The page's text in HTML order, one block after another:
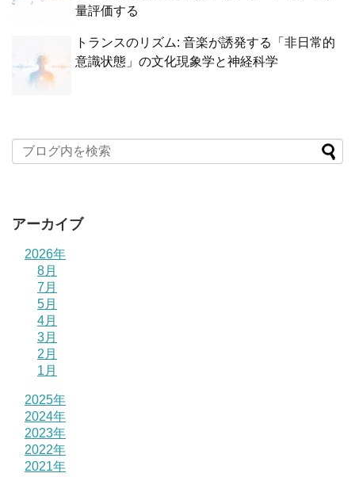
量評価する
トランスのリズム: 音楽が誘発する「非日常的
意識状態」の文化現象学と神経科学
アーカイブ
2026年
8月
7月
5月
4月
3月
2月
1月
2025年
2024年
2023年
2022年
2021年